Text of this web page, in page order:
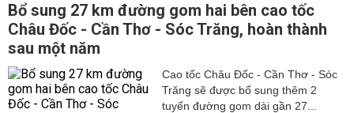
Bổ sung 27 km đường gom hai bên cao tốc
Châu Đốc - Cần Thơ - Sóc Trăng, hoàn thành
sau một năm
Cao tốc Châu Đốc - Cần Thơ - Sóc
Trăng sẽ được bổ sung thêm 2
tuyến đường gom dài gần 27...